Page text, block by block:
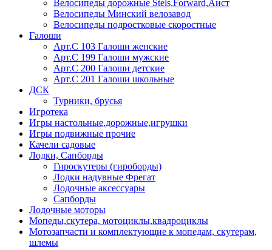
Велосипеды дорожные Stels,Forward,Аист
Велосипеды Минский велозавод
Велосипеды подростковые скоростные
Галоши
Арт.С 103 Галоши женские
Арт.С 199 Галоши мужские
Арт.С 200 Галоши детские
Арт.С 201 Галоши школьные
ДСК
Турники, брусья
Игротека
Игры настольные,дорожные,игрушки
Игры подвижные прочие
Качели садовые
Лодки, Сапборды
Гироскутеры (гироборды)
Лодки надувные Фрегат
Лодочные аксессуары
Сапборды
Лодочные моторы
Мопеды,скутера, мотоциклы,квадроциклы
Мотозапчасти и комплектующие к мопедам, скутерам,
шлемы